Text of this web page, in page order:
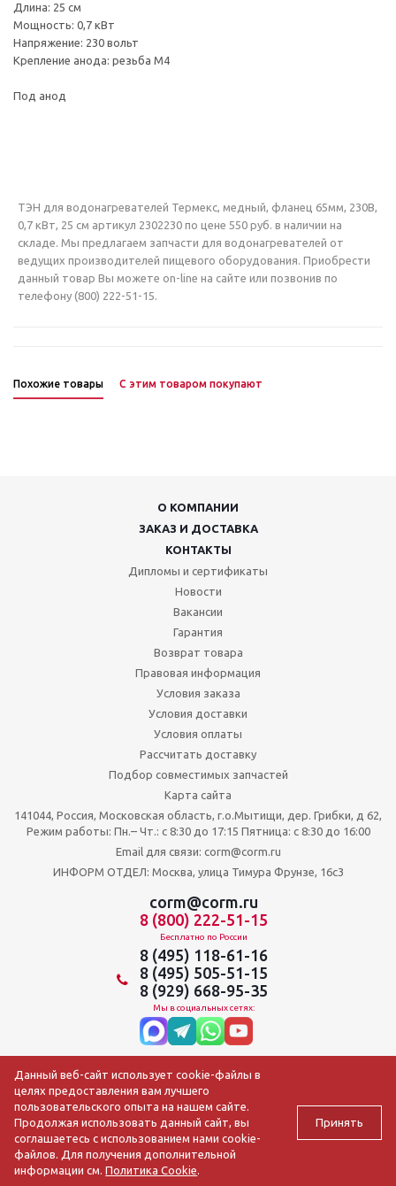
Длина: 25 см
Мощность: 0,7 кВт
Напряжение: 230 вольт
Крепление анода: резьба М4
Под анод
ТЭН для водонагревателей Термекс, медный, фланец 65мм, 230В,
0,7 кВт, 25 см артикул 2302230 по цене 550 руб. в наличии на
складе. Мы предлагаем запчасти для водонагревателей от
ведущих производителей пищевого оборудования. Приобрести
данный товар Вы можете on-line на сайте или позвонив по
телефону (800) 222-51-15.
Похожие товары С этим товаром покупают
О КОМПАНИИ
ЗАКАЗ И ДОСТАВКА
КОНТАКТЫ
Дипломы и сертификаты
Новости
Вакансии
Гарантия
Возврат товара
Правовая информация
Условия заказа
Условия доставки
Условия оплаты
Рассчитать доставку
Подбор совместимых запчастей
Карта сайта
141044, Россия, Московская область, г.о.Мытищи, дер. Грибки, д 62,
Режим работы: Пн.– Чт.: с 8:30 до 17:15 Пятница: c 8:30 до 16:00
Email для связи: corm@corm.ru
ИНФОРМ ОТДЕЛ: Москва, улица Тимура Фрунзе, 16с3
corm@corm.ru
8 (800) 222-51-15
Бесплатно по России
8 (495) 118-61-16
8 (495) 505-51-15
8 (929) 668-95-35
Мы в социальных сетях:
2009-2026 © АО ЦОРМ «Торгтехника»
Данный веб-сайт использует cookie-файлы в
целях предоставления вам лучшего
пользовательского опыта на нашем сайте.
Продолжая использовать данный сайт, вы
соглашаетесь с использованием нами cookie-
файлов. Для получения дополнительной
информации см.Политика Cookie.
Принять